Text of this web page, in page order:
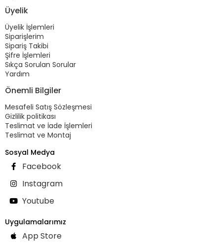
Üyelik
Üyelik İşlemleri
Siparişlerim
Sipariş Takibi
Şifre İşlemleri
Sıkça Sorulan Sorular
Yardım
Önemli Bilgiler
Mesafeli Satış Sözleşmesi
Gizlilik politikası
Teslimat ve İade İşlemleri
Teslimat ve Montaj
Sosyal Medya
Facebook
Instagram
Youtube
Uygulamalarımız
App Store